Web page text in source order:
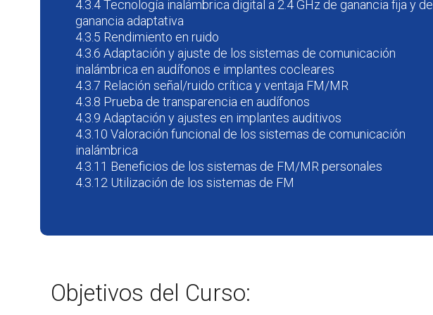
4.3.4 Tecnología inalámbrica digital a 2.4 GHz de ganancia fija y de
ganancia adaptativa
4.3.5 Rendimiento en ruido
4.3.6 Adaptación y ajuste de los sistemas de comunicación
inalámbrica en audífonos e implantes cocleares
4.3.7 Relación señal/ruido crítica y ventaja FM/MR
4.3.8 Prueba de transparencia en audífonos
4.3.9 Adaptación y ajustes en implantes auditivos
4.3.10 Valoración funcional de los sistemas de comunicación
inalámbrica
4.3.11 Beneficios de los sistemas de FM/MR personales
4.3.12 Utilización de los sistemas de FM
Objetivos del Curso: